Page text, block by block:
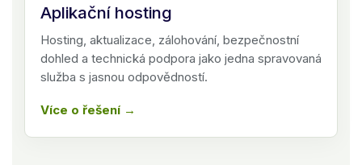
Aplikační hosting
Hosting, aktualizace, zálohování, bezpečnostní
dohled a technická podpora jako jedna spravovaná
služba s jasnou odpovědností.
Více o řešení